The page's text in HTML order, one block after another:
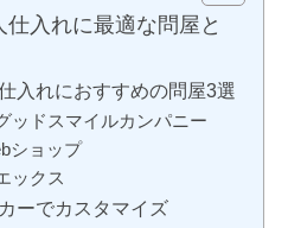
入れに最適な問屋と
入れにおすすめの問屋3選
ッドスマイルカンパニー
ショップ
ックス
ーでカスタマイズ